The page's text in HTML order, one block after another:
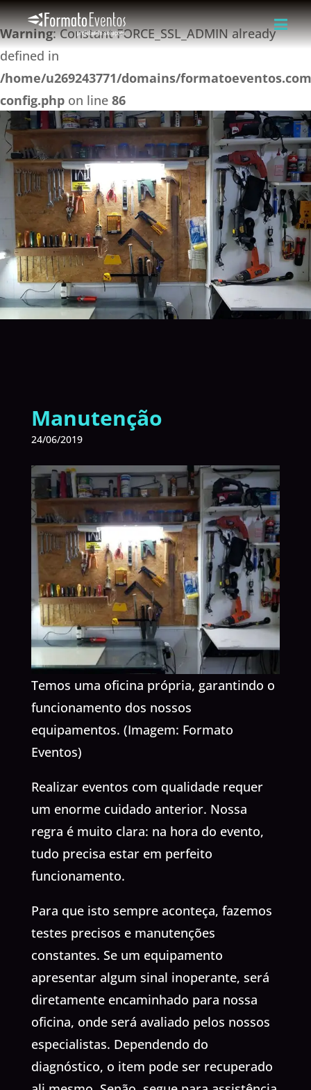
Warning: Constant FORCE_SSL_ADMIN already
defined in
/home/u269243771/domains/
config.php on line 86
Manutenção
24/06/2019
Temos uma oficina própria, garantindo o
funcionamento dos nossos
equipamentos. (Imagem: Formato
Eventos)
Realizar eventos com qualidade requer
um enorme cuidado anterior. Nossa
regra é muito clara: na hora do evento,
tudo precisa estar em perfeito
funcionamento.
Para que isto sempre aconteça, fazemos
testes precisos e manutenções
constantes. Se um equipamento
apresentar algum sinal inoperante, será
diretamente encaminhado para nossa
oficina, onde será avaliado pelos nossos
especialistas. Dependendo do
diagnóstico, o item pode ser recuperado